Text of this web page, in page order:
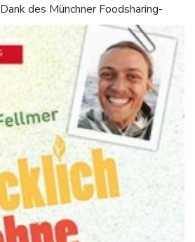
Dank des Münchner Foodsharing-